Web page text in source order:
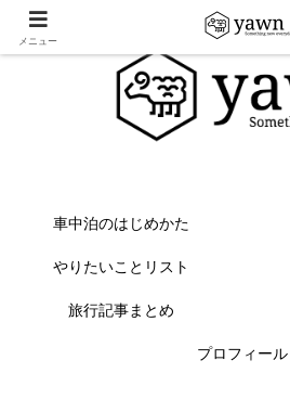
車中泊のはじめかた
やりたいことリスト
旅行記事まとめ
プロフィール
メニュー